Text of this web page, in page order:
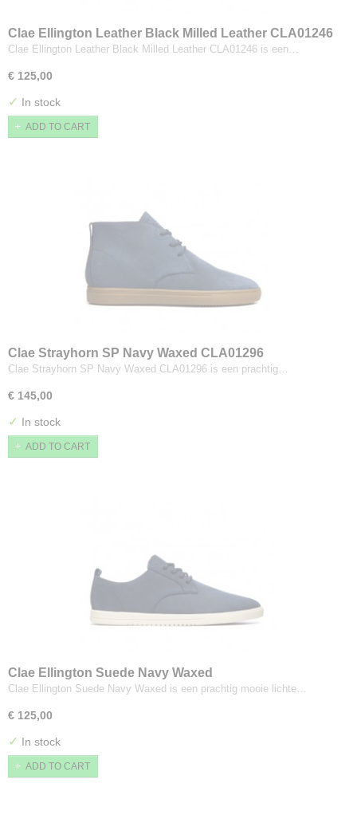
Clae Ellington Leather Black Milled Leather CLA01246
Clae Ellington Leather Black Milled Leather CLA01246 is een…
€ 125,00
✓ In stock
ADD TO CART
Clae Strayhorn SP Navy Waxed CLA01296
Clae Strayhorn SP Navy Waxed CLA01296 is een prachtig…
€ 145,00
✓ In stock
ADD TO CART
Clae Ellington Suede Navy Waxed
Clae Ellington Suede Navy Waxed is een prachtig mooie lichte…
€ 125,00
✓ In stock
ADD TO CART